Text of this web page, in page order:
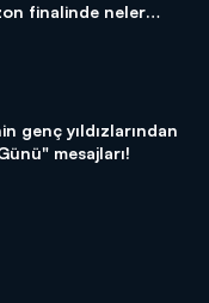
finalinde neler
genç yıldızlarından
mesajları!